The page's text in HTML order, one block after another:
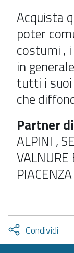
Acquista
poter
costumi ,
in
tutti i
che
Partner
ALPINI ,
VALNURE
Condividi
Attiva
condividi